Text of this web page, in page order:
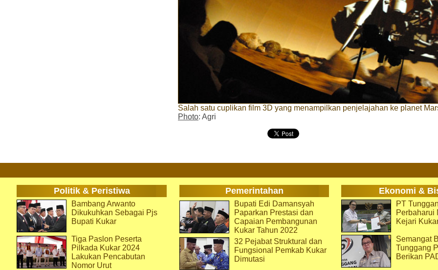
Salah satu cuplikan film 3D yang menampilkan penjelajahan ke planet
Photo: Agri
Politik & Peristiwa Pemerintahan Ekonomi &
Bambang Arwanto
Dikukuhkan Sebagai Pjs
Bupati Kukar
Tiga Paslon Peserta
Pilkada Kukar 2024
Lakukan Pencabutan
Nomor Urut
Bupati Edi Damansyah
Paparkan Prestasi dan
Capaian Pembangunan
Kukar Tahun 2022
32 Pejabat Struktural dan
Fungsional Pemkab Kukar
Dimutasi
PT
Perbaharui
Kejari
Semangat
Tunggang
Berikan